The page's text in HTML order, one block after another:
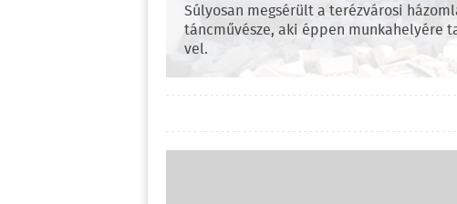
Súlyosan megsérült a terézvárosi
táncművésze, aki éppen munkahelyére
vel.